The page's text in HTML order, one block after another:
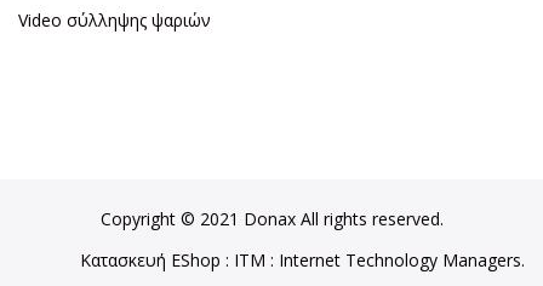
Video σύλληψης ψαριών
Copyright © 2021 Donax All rights reserved.
Κατασκευή EShop : ITM : Internet Technology Managers.